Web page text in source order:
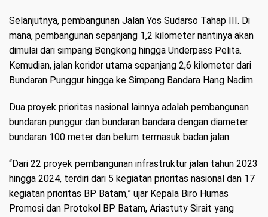
Selanjutnya, pembangunan Jalan Yos Sudarso Tahap III. Di
mana, pembangunan sepanjang 1,2 kilometer nantinya akan
dimulai dari simpang Bengkong hingga Underpass Pelita.
Kemudian, jalan koridor utama sepanjang 2,6 kilometer dari
Bundaran Punggur hingga ke Simpang Bandara Hang Nadim.
Dua proyek prioritas nasional lainnya adalah pembangunan
bundaran punggur dan bundaran bandara dengan diameter
bundaran 100 meter dan belum termasuk badan jalan.
“Dari 22 proyek pembangunan infrastruktur jalan tahun 2023
hingga 2024, terdiri dari 5 kegiatan prioritas nasional dan 17
kegiatan prioritas BP Batam,” ujar Kepala Biro Humas
Promosi dan Protokol BP Batam, Ariastuty Sirait yang